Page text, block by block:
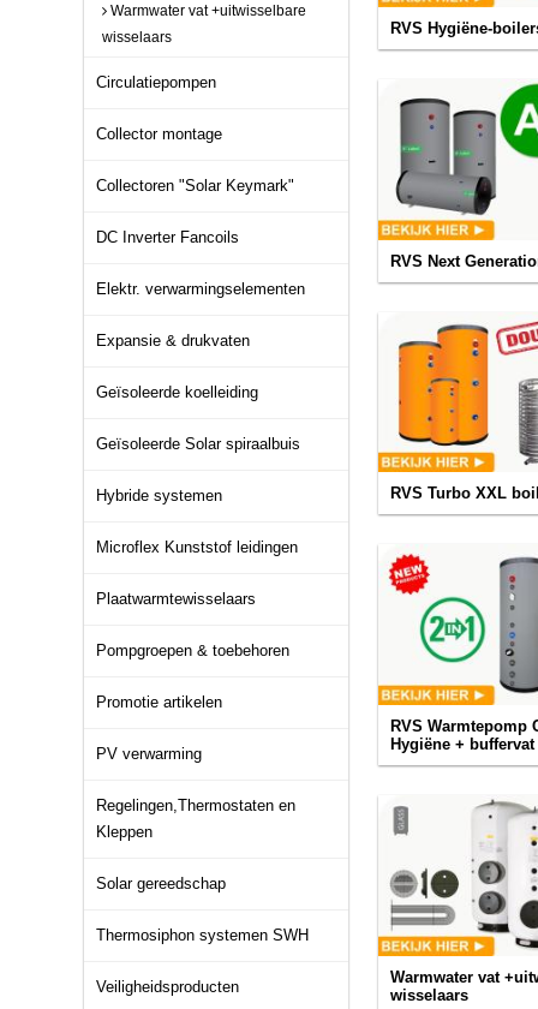
Warmwater vat +uitwisselbare
wisselaars
Circulatiepompen
Collector montage
Collectoren "Solar Keymark"
DC Inverter Fancoils
Elektr. verwarmingselementen
Expansie & drukvaten
Geïsoleerde koelleiding
Geïsoleerde Solar spiraalbuis
Hybride systemen
Microflex Kunststof leidingen
Plaatwarmtewisselaars
Pompgroepen & toebehoren
Promotie artikelen
PV verwarming
Regelingen,Thermostaten en
Kleppen
Solar gereedschap
Thermosiphon systemen SWH
Veiligheidsproducten
RVS Hygiëne-
RVS Next
RVS Turbo XXL
RVS Warmtepomp
Hygiëne + buffervat
Warmwater vat
wisselaars